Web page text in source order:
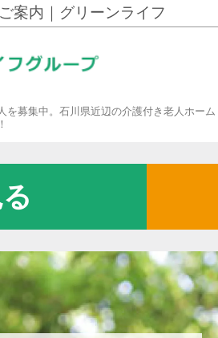
案内｜グリーンライフ
募集中。石川県近辺の介護付き老人ホー